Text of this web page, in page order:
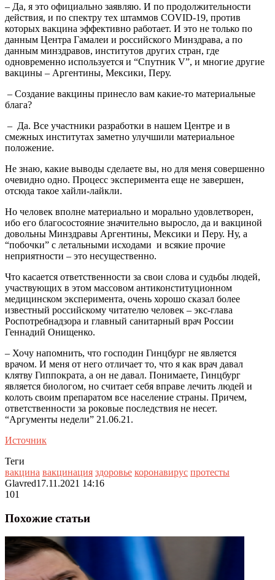
– Да, я это официально заявляю. И по продолжительности
действия, и по спектру тех штаммов COVID-19, против
которых вакцина эффективно работает. И это не только по
данным Центра Гамалеи и российского Минздрава, а по
данным минздравов, институтов других стран, где
одновременно используется и “Спутник V”, и многие другие
вакцины – Аргентины, Мексики, Перу.
– Создание вакцины принесло вам какие-то материальные
блага?
– Да. Все участники разработки в нашем Центре и в
смежных институтах заметно улучшили материальное
положение.
Не знаю, какие выводы сделаете вы, но для меня совершенно
очевидно одно. Процесс эксперимента еще не завершен,
отсюда такое хайли-лайкли.
Но человек вполне материально и морально удовлетворен,
ибо его благосостояние значительно выросло, да и вакциной
довольны Минздравы Аргентины, Мексики и Перу. Ну, а
“побочки” с летальными исходами и всякие прочие
неприятности – это несущественно.
Что касается ответственности за свои слова и судьбы людей,
участвующих в этом массовом антиконституционном
медицинском эксперимента, очень хорошо сказал более
известный российскому читателю человек – экс-глава
Роспотребнадзора и главный санитарный врач России
Геннадий Онищенко.
– Хочу напомнить, что господин Гинцбург не является
врачом. И меня от него отличает то, что я как врач давал
клятву Гиппократа, а он не давал. Понимаете, Гинцбург
является биологом, но считает себя вправе лечить людей и
колоть своим препаратом все население страны. Причем,
ответственности за роковые последствия не несет.
“Аргументы недели” 21.06.21.
Источник
Теги
вакцина вакцинация здоровье коронавирус протесты
Glavred17.11.2021 14:16
101
Похожие статьи